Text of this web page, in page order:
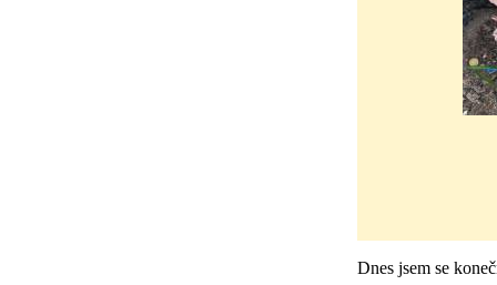
Dnes jsem se